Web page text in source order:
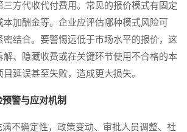
三方代收代付费用。常见的报价模式有固定
加酬金等。企业应评估哪种模式风险可
密结合。要警惕远低于市场水平的报价，这
解、隐藏收费或在关键环节使用不合格的本
延误甚至失败，造成更大损失。
警与应对机制
确定性，政策变动、审批人员调整、社